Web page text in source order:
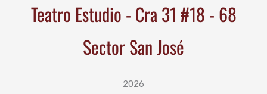
Teatro Estudio - Cra 31 #18 - 68
Sector San José
2026